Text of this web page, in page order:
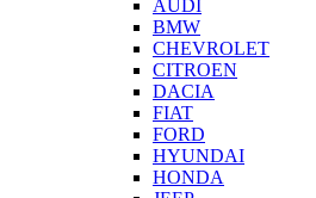
AUDI
BMW
CHEVROLET
CITROEN
DACIA
FIAT
FORD
HYUNDAI
HONDA